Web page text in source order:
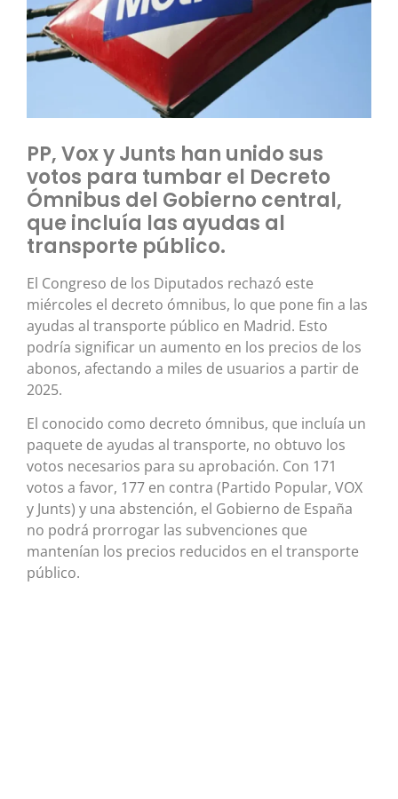
PP, Vox y Junts han unido sus
votos para tumbar el Decreto
Ómnibus del Gobierno central,
que incluía las ayudas al
transporte público.
El Congreso de los Diputados rechazó este
miércoles el decreto ómnibus, lo que pone fin a las
ayudas al transporte público en Madrid. Esto
podría significar un aumento en los precios de los
abonos, afectando a miles de usuarios a partir de
2025.
El conocido como decreto ómnibus, que incluía un
paquete de ayudas al transporte, no obtuvo los
votos necesarios para su aprobación. Con 171
votos a favor, 177 en contra (Partido Popular, VOX
y Junts) y una abstención, el Gobierno de España
no podrá prorrogar las subvenciones que
mantenían los precios reducidos en el transporte
público.